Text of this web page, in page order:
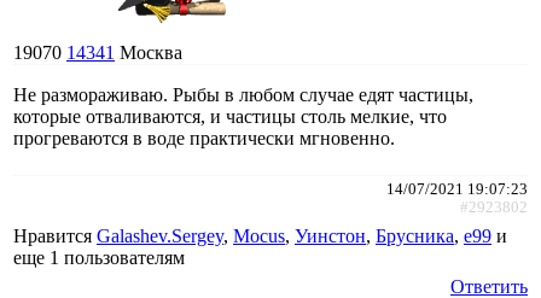
19070 14341 Москва
Не размораживаю. Рыбы в любом случае едят частицы,
которые отваливаются, и частицы столь мелкие, что
прогреваются в воде практически мгновенно.
14/07/2021 19:07:23
#2923802
Нравится Galashev.Sergey, Mocus, Уинстон, Брусника, e99 и
еще 1 пользователям
Ответить